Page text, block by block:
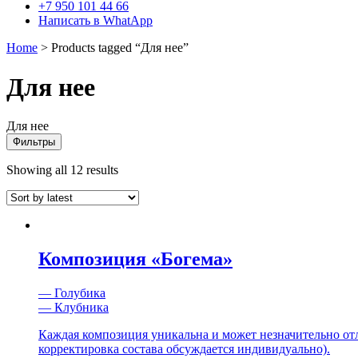
+7 950 101 44 66
Написать в WhatApp
Home > Products tagged “Для нее”
Для нее
Для нее
Фильтры
Showing all 12 results
Композиция «Богема»
— Голубика
— Клубника
Каждая композиция уникальна и может незначительно
корректировка состава обсуждается индивидуально).